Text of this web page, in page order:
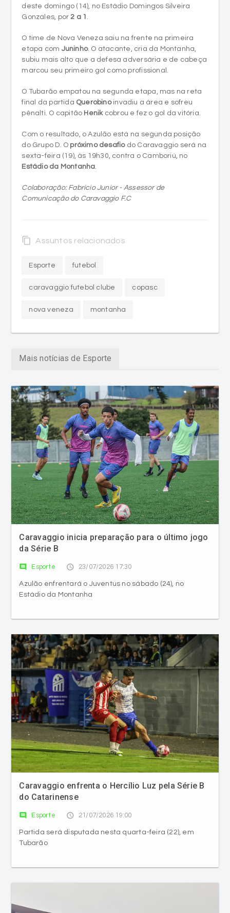
deste domingo (14), no Estádio Domingos Silveira
Gonzales, por 2 a 1 .
O time de Nova Veneza saiu na frente na primeira
etapa com Juninho. O atacante, cria da Montanha,
subiu mais alto que a defesa adversária e de cabeça
marcou seu primeiro gol como profissional.
O Tubarão empatou na segunda etapa, mas na reta
final da partida Querobinoinvadiu a área e sofreu
pênalti. O capitão Henikcobrou e fez o gol da vitória.
Com o resultado, o Azulão está na segunda posição
do Grupo D. O próximo desafio do Caravaggio será na
sexta-feira (19), às 19h30, contra o Camboriú, no
Estádio da Montanha.
Colaboração: Fabrício Junior - Assessor de
Comunicação do Caravaggio F.C
content_copy Assuntos relacionados
Esporte futebol
caravaggio futebol clube copasc
nova veneza montanha
Mais notícias de Esporte
Caravaggio inicia preparação para o último jogo
da Série B
comment Esporte access_time 23/07/2026 17:30
Azulão enfrentará o Juventus no sábado (24), no
Estádio da Montanha
Caravaggio enfrenta o Hercílio Luz pela Série B
do Catarinense
comment Esporte access_time 21/07/2026 19:00
Partida será disputada nesta quarta-feira (22), em
Tubarão